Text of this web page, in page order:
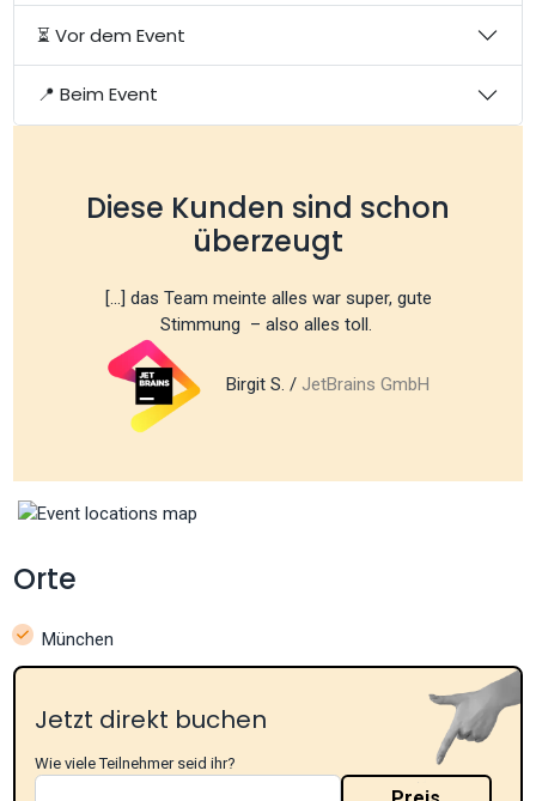
⏳ Vor dem Event
📍 Beim Event
Diese Kunden sind schon
überzeugt
[...] das Team meinte alles war super, gute
Stimmung – also alles toll.
Birgit S. / JetBrains GmbH
Orte
München
Jetzt direkt buchen
Wie viele Teilnehmer seid ihr?